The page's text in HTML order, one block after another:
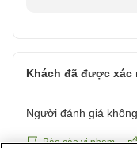
の温かいお言葉を
た。ご滞在中、気
また、ご朝食につ
Khách đã được xác
Người đánh giá
Báo cáo vi phạm